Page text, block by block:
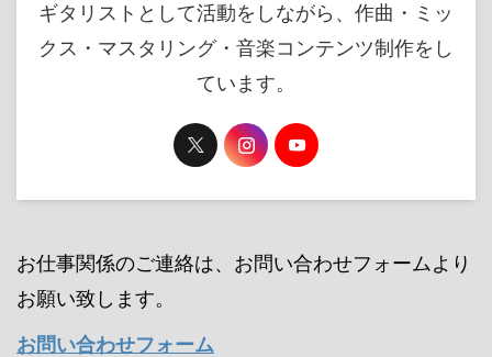
ギタリストとして活動をしながら、作曲・ミッ
クス・マスタリング・音楽コンテンツ制作をし
ています。
お仕事関係のご連絡は、お問い合わせフォームより
お願い致します。
お問い合わせフォーム